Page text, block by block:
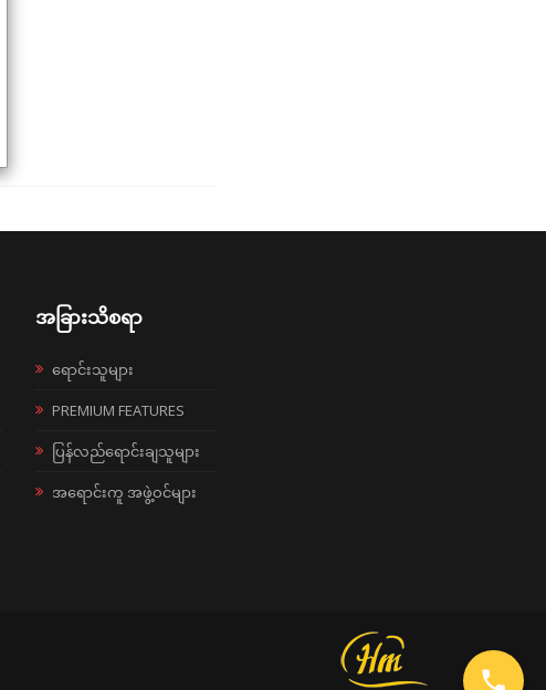
အခြားသိစရာ
ရောင်းသူများ
PREMIUM FEATURES
ပြန်လည်ရောင်းချသူများ
အရောင်းကူ အဖွဲ့ဝင်များ